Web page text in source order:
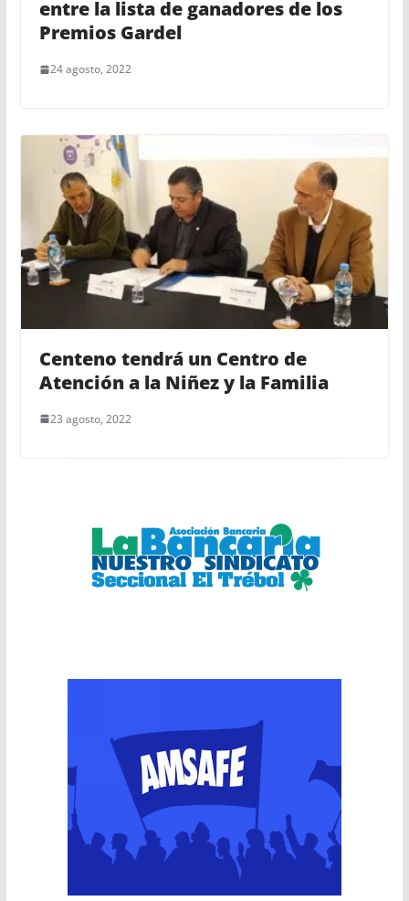
entre la lista de ganadores de los
Premios Gardel
24 agosto, 2022
Centeno tendrá un Centro de
Atención a la Niñez y la Familia
23 agosto, 2022